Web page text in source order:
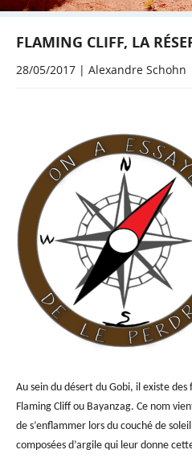
FLAMING CLIFF, LA
28/05/2017 | Alexandre Schohn
Au sein du désert du Gobi, il existe des
Flaming Cliff ou Bayanzag. Ce nom
de s’enflammer lors du couché de
composées d’argile qui leur donne